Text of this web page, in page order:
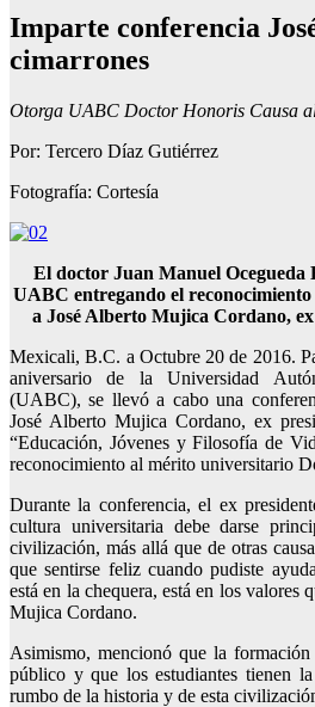
Imparte conferencia
cimarrones
Otorga UABC Doctor Honoris Causa
Por: Tercero Díaz Gutiérrez
Fotografía: Cortesía
El doctor Juan Manuel Ocegueda
UABC entregando el
a José Alberto Mujica Cordano,
Mexicali, B.C. a Octubre 20 de 2016.
aniversario de la Universidad
(UABC), se llevó a cabo una
José Alberto Mujica Cordano, ex
“Educación, Jóvenes y Filosofía de
reconocimiento al mérito universitario
Durante la conferencia, el ex
cultura universitaria debe darse
civilización, más allá que de otras
que sentirse feliz cuando pudiste
está en la chequera, está en los valores
Mujica Cordano.
Asimismo, mencionó que la
público y que los estudiantes tienen
rumbo de la historia y de esta